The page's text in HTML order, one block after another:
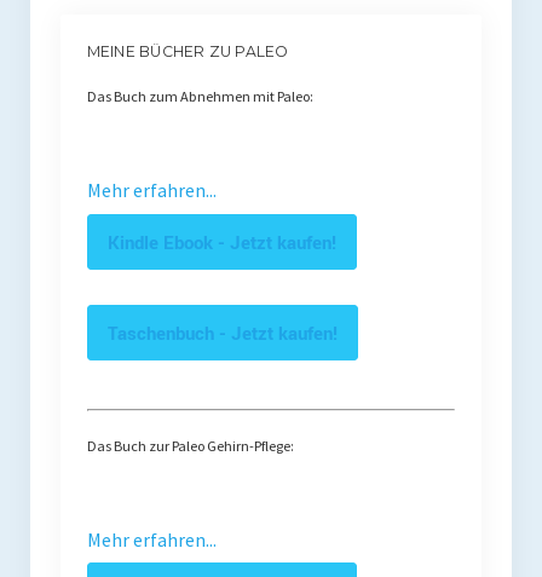
MEINE BÜCHER ZU PALEO
Das Buch zum Abnehmen mit Paleo:
Mehr erfahren...
Kindle Ebook - Jetzt kaufen!
Taschenbuch - Jetzt kaufen!
Das Buch zur Paleo Gehirn-Pflege:
Mehr erfahren...